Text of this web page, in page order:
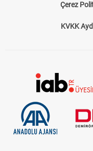
Çerez
KVKK